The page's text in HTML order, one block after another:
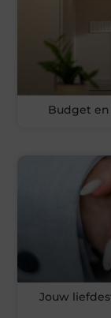
Budget
Jouw